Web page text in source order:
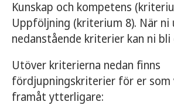
Kunskap och kompetens
Uppföljning (kriterium 8). När
nedanstående kriterier kan ni
Utöver kriterierna nedan finns
fördjupningskriterier för er
framåt ytterligare: